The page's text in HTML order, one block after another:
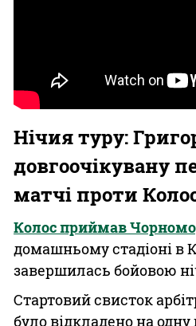
Нічия туру:
довгоочікувану
матчі проти
Колос приймав
домашньому стадіоні в
завершилась бойовою
Стартовий свисток
було відкладено на одну